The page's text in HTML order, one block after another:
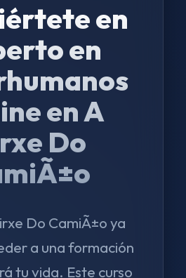
en
en
en A
Do
Do CamiÃ±o ya
a una formación
tu vida. Este curso